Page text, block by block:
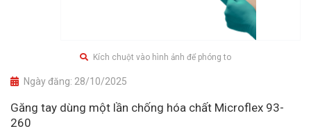
Kích chuột vào hình ảnh để phóng to
Ngày đăng: 28/10/2025
Găng tay dùng một lần chống hóa chất Microflex 93-
260